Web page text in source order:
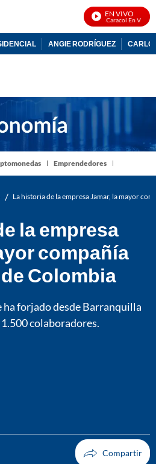
EN VIVO
Noticias Caracol En Vivo
ANGIE RODRÍGUEZ
Emprendedores
/ La historia de la empresa Jamar, la mayor
la empresa
compañía
Colombia
ha forjado desde Barranquilla
colaboradores.